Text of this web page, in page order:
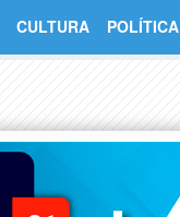
CULTURA POLÍTICA